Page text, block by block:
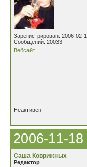
Зарегистрирован: 2006-02-
Сообщений: 20033
Вебсайт
Неактивен
2006-11-
Саша Коврижных
Редактор